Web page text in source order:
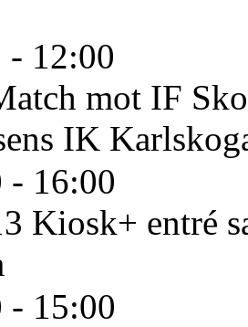
- 12:00
mot IF
IK
- 16:00
Kiosk+ entré
- 15:00